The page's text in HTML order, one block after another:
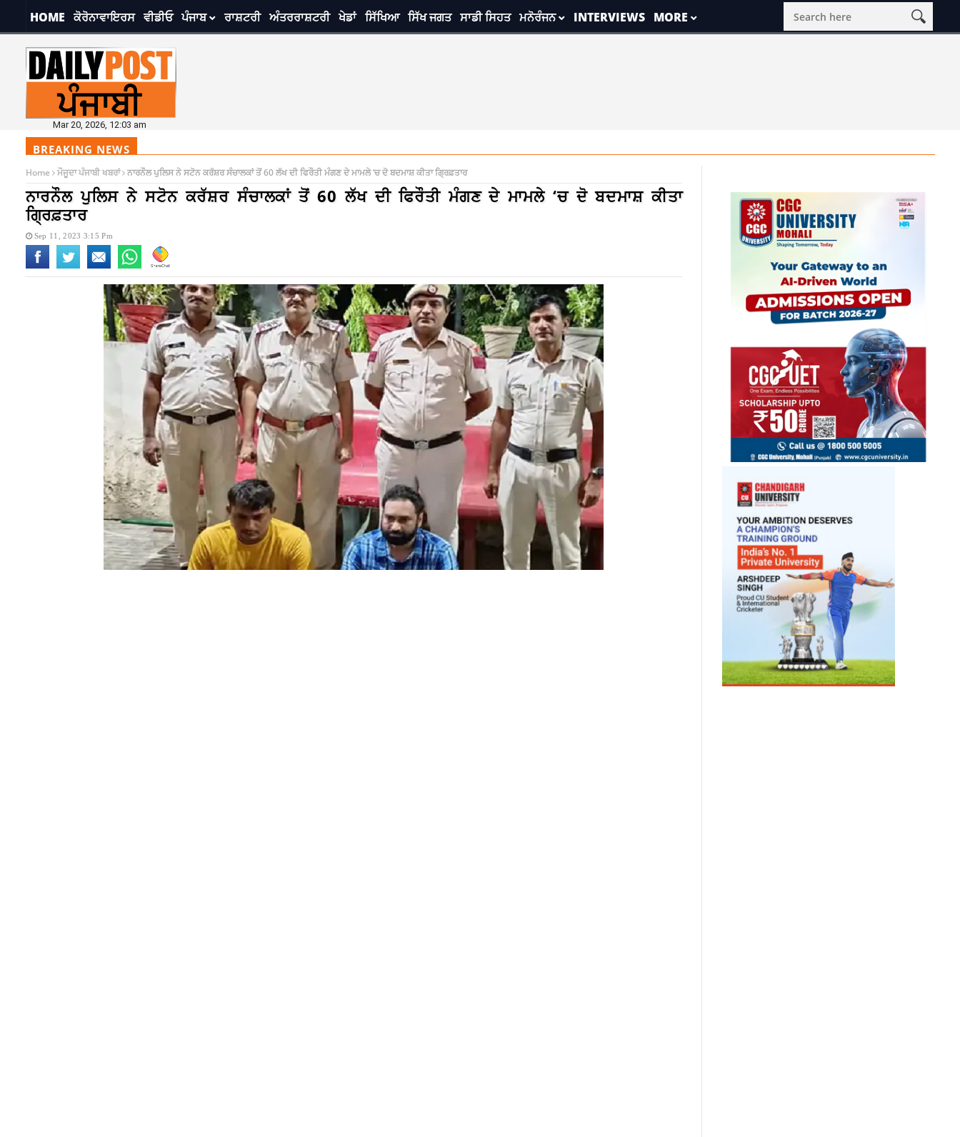
HOME ਕੋਰੋਨਾਵਾਇਰਸ ਵੀਡੀਓ ਪੰਜਾਬ ਰਾਸ਼ਟਰੀ ਅੰਤਰਰਾਸ਼ਟਰੀ ਖੇਡਾਂ ਸਿੱਖਿਆ ਸਿੱਖ ਜਗਤ ਸਾਡੀ ਸਿਹਤ ਮਨੋਰੰਜਨ INTERVIEWS MORE
Mar 20, 2026, 12:03 am
BREAKING NEWS
Home ਮੌਜੂਦਾ ਪੰਜਾਬੀ ਖਬਰਾਂ ਨਾਰਨੌਲ ਪੁਲਿਸ ਨੇ ਸਟੋਨ ਕਰੱਸ਼ਰ ਸੰਚਾਲਕਾਂ ਤੋਂ 60 ਲੱਖ ਦੀ ਫਿਰੌਤੀ ਮੰਗਣ ਦੇ ਮਾਮਲੇ ‘ਚ ਦੋ ਬਦਮਾਸ਼ ਕੀਤਾ ਗ੍ਰਿਫ਼ਤਾਰ
ਨਾਰਨੌਲ ਪੁਲਿਸ ਨੇ ਸਟੋਨ ਕਰੱਸ਼ਰ ਸੰਚਾਲਕਾਂ ਤੋਂ 60 ਲੱਖ ਦੀ ਫਿਰੌਤੀ ਮੰਗਣ ਦੇ ਮਾਮਲੇ ‘ਚ ਦੋ ਬਦਮਾਸ਼ ਕੀਤਾ
ਗ੍ਰਿਫ਼ਤਾਰ
Sep 11, 2023 3:15 Pm